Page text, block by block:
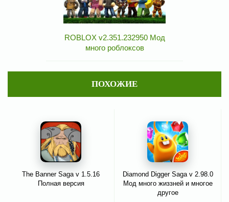
ROBLOX v2.351.232950 Мод
много роблоксов
ПОХОЖИЕ
The Banner Saga v 1.5.16
Полная версия
Diamond Digger Saga v 2.98.0
Мод много жиззней и многое
другое